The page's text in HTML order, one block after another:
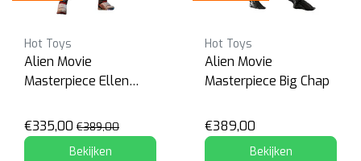
Hot Toys
Alien Movie
Masterpiece Ellen
€335,00 €389,00
Bekijken
Hot Toys
Alien Movie
Masterpiece Big Chap
€389,00
Bekijken